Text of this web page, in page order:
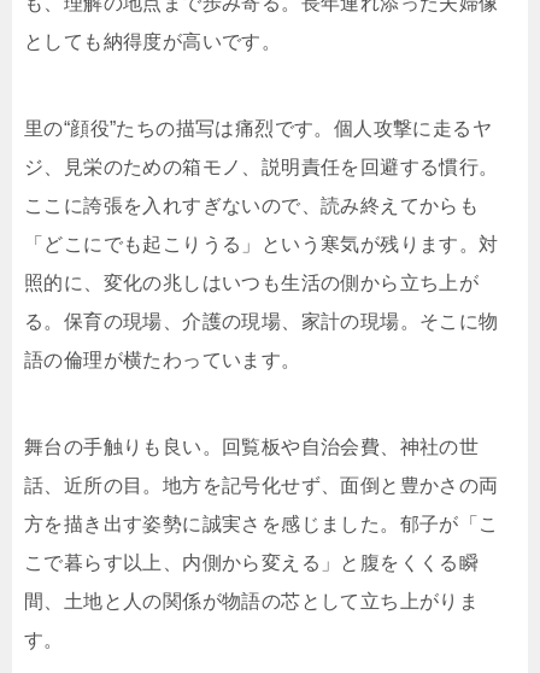
としても納得度が高いです。
里の“顔役”たちの描写は痛烈です。個人攻撃に走るヤ
ジ、見栄のための箱モノ、説明責任を回避する慣行。
ここに誇張を入れすぎないので、読み終えてからも
「どこにでも起こりうる」という寒気が残ります。対
照的に、変化の兆しはいつも生活の側から立ち上が
る。保育の現場、介護の現場、家計の現場。そこに物
語の倫理が横たわっています。
舞台の手触りも良い。回覧板や自治会費、神社の世
話、近所の目。地方を記号化せず、面倒と豊かさの両
方を描き出す姿勢に誠実さを感じました。郁子が「こ
こで暮らす以上、内側から変える」と腹をくくる瞬
間、土地と人の関係が物語の芯として立ち上がりま
す。